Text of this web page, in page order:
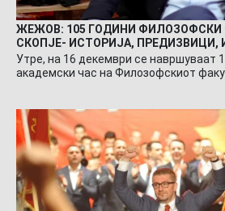
ЖЕЖОВ: 105 ГОДИНИ ФИЛОЗОФСКИ
СКОПЈЕ- ИСТОРИЈА, ПРЕДИЗВИЦИ,
Утре, на 16 декември се навршуваат
академски час на Филозофскиот